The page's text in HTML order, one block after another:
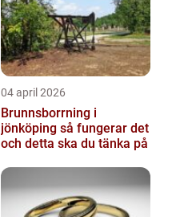
04 april 2026
Brunnsborrning i
jönköping så fungerar det
och detta ska du tänka på